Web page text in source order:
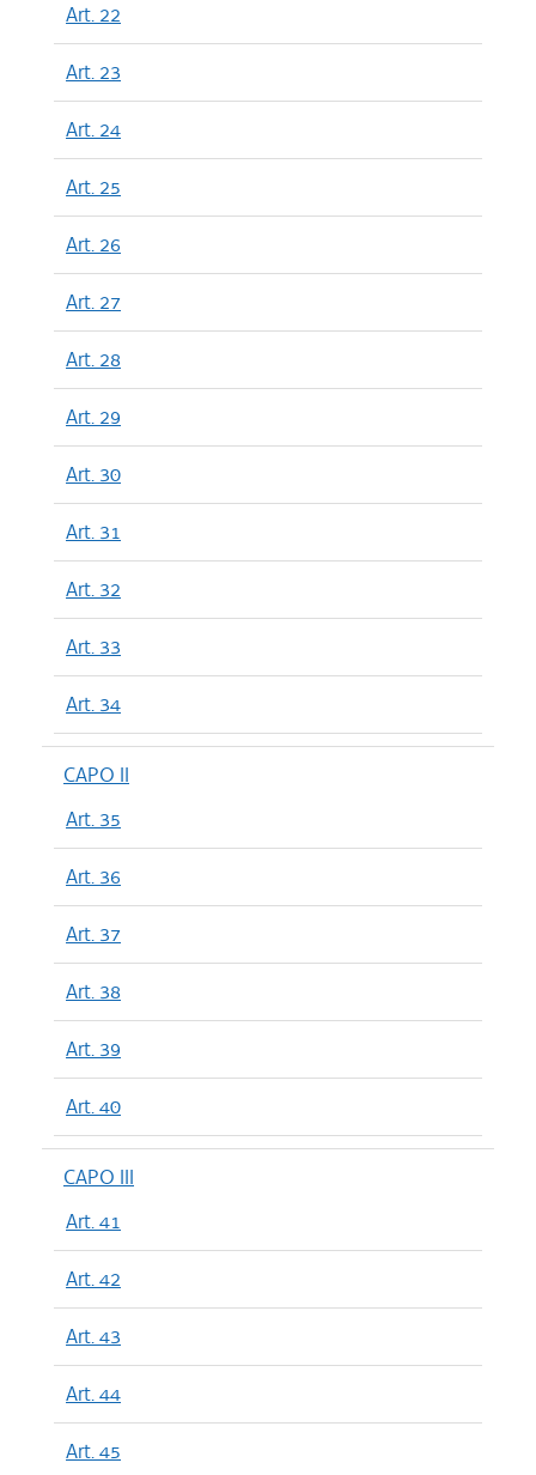
Art. 22
Art. 23
Art. 24
Art. 25
Art. 26
Art. 27
Art. 28
Art. 29
Art. 30
Art. 31
Art. 32
Art. 33
Art. 34
CAPO II
Art. 35
Art. 36
Art. 37
Art. 38
Art. 39
Art. 40
CAPO III
Art. 41
Art. 42
Art. 43
Art. 44
Art. 45